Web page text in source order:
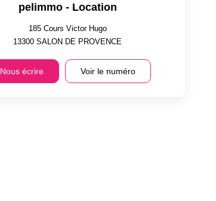
pelimmo - Location
185 Cours Victor Hugo
13300SALON DE PROVENCE
Nous écrire Voir le numéro